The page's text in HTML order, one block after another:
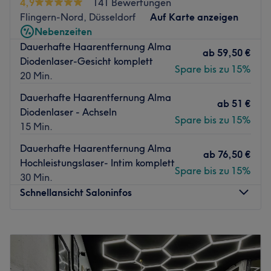
Die tolle Auswahl an Kosmetikbehandlungen machen
Facethetics zu einem echten Geheimtipp in Düsseldorf.
Dem Team ist die Zufriedenheit der Gäste ein Anliegen.
Dafür nehmen sie sich viel Zeit und liefern fantastische
Ergebnisse bei einer Auswahl an exklusiven
Behandlungen, die dich rundum verschönern! Deinem
persönlichen Beauty-Erlebnis steht nichts mehr im Weg!
Zurück zur Salonansicht
Flingern-Nord, Düsseldorf
Auf Karte anzeigen
Nebenzeiten
Dauerhafte Haarentfernung Alma
Diodenlaser-Gesicht komplett
20 Min.
ab 59,50 €
Spare bis zu 15%
Dauerhafte Haarentfernung Alma
Diodenlaser - Achseln
15 Min.
ab 51 €
Spare bis zu 15%
Dauerhafte Haarentfernung Alma
Hochleistungslaser- Intim komplett
30 Min.
ab 76,50 €
Spare bis zu 15%
Schnellansicht Saloninfos
Dienstag
11:00 –19:00
Mittwoch
11:00
19:00